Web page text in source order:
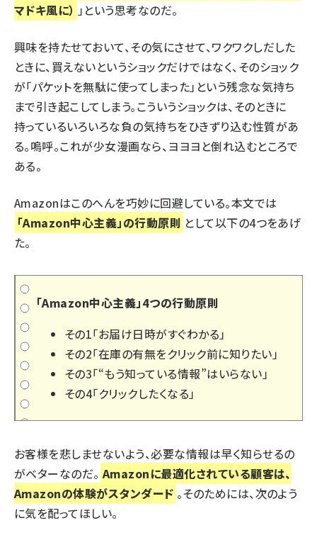
マドキ風に） 」という思考なのだ。
興味を持たせておいて、その気にさせて、ワクワクしだした
ときに、買えないというショックだけではなく、そのショック
が「パケットを無駄に使ってしまった」という残念な気持ち
まで引き起こしてしまう。こういうショックは、そのときに
持っているいろいろな負の気持ちをひきずり込む性質があ
る。嗚呼。これが少女漫画なら、ヨヨヨと倒れ込むところで
ある。
Amazonはこのへんを巧妙に回避している。本文では
「Amazon中心主義」の行動原則 として以下の4つをあげ
た。
「Amazon中心主義」4つの行動原則
その1「お届け日時がすぐわかる」
その2「在庫の有無をクリック前に知りたい」
その3「“もう知っている情報”はいらない」
その4「クリックしたくなる」
お客様を悲しませないよう、必要な情報は早く知らせるの
がベターなのだ。 Amazonに最適化されている顧客は、
Amazonの体験がスタンダード 。そのためには、次のよう
に気を配ってほしい。